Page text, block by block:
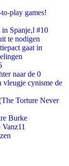
play games!
in Spanje,l #10
te nodigen
gaat in
naar de 0
vleugje cynisme de
Torture Never
Burke